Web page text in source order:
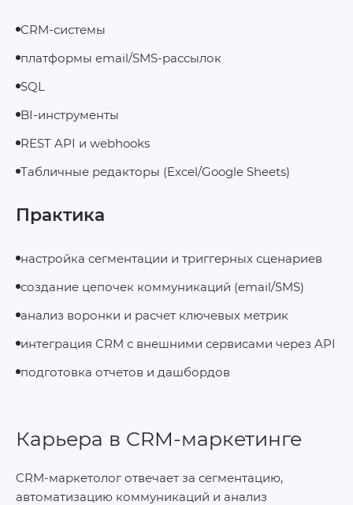
CRM‑системы
платформы email/SMS-рассылок
SQL
BI-инструменты
REST API и webhooks
Табличные редакторы (Excel/Google Sheets)
Практика
настройка сегментации и триггерных сценариев
создание цепочек коммуникаций (email/SMS)
анализ воронки и расчет ключевых метрик
интеграция CRM с внешними сервисами через API
подготовка отчетов и дашбордов
Карьера в CRM-маркетинге
CRM-маркетолог отвечает за сегментацию,
автоматизацию коммуникаций и анализ